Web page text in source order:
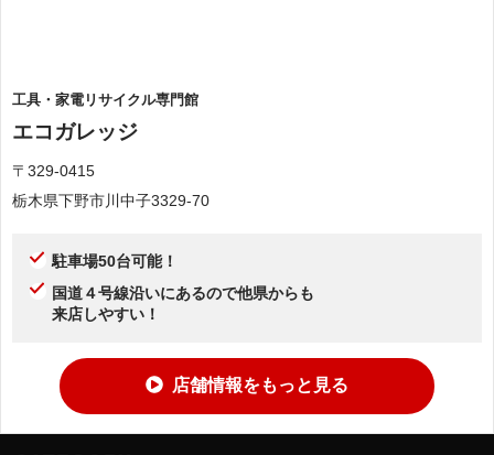
工具・家電リサイクル専門館
エコガレッジ
〒329-0415
栃木県下野市川中子3329-70
駐車場50台可能！
国道４号線沿いにあるので他県からも
来店しやすい！
店舗情報をもっと見る